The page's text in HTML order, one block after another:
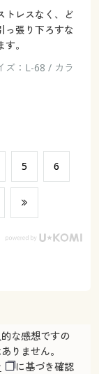
トレスなく、ど
っ張り下ろすな
。
ズ：L-68 / カラ
​5 ​6
な感想ですの
りません。
に基づき確認